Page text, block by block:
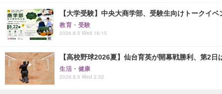
【大学受験】中央大商学部、受験生向けトークイ
教育・受験
2026.8.5 Wed 16:15
【高校野球2026夏】仙台育英が開幕戦勝利、第2
生活・健康
2026.8.5 Wed 2:32